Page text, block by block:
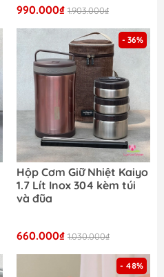
990.000₫ 1.903.000₫
- 36%
Hộp Cơm Giữ Nhiệt Kaiyo
1.7 Lít Inox 304 kèm túi
và đũa
660.000₫ 1.030.000₫
- 48%